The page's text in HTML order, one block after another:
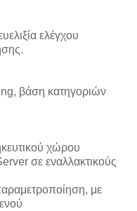
ελέγχου
βάση κατηγοριών
χώρου
σε εναλλακτικούς
με